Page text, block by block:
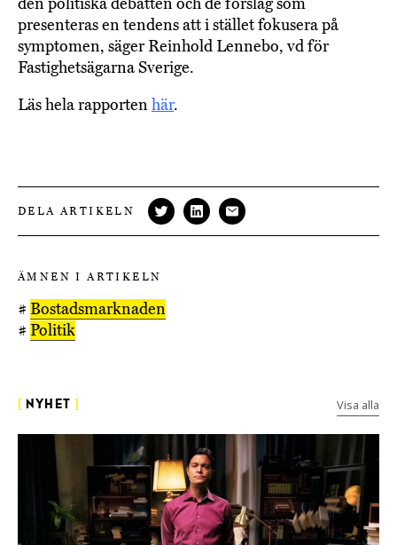
presenteras en tendens att i stället fokusera på
symptomen, säger Reinhold Lennebo, vd för
Fastighetsägarna Sverige.
Läs hela rapportenhär.
DELA ARTIKELN
ÄMNEN I ARTIKELN
# Bostadsmarknaden
# Politik
NYHET Visa alla